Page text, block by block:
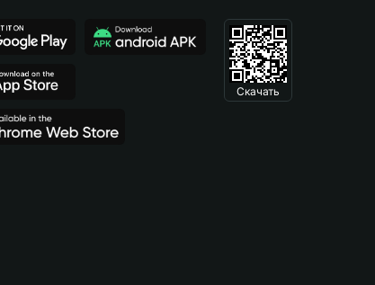
Скачать